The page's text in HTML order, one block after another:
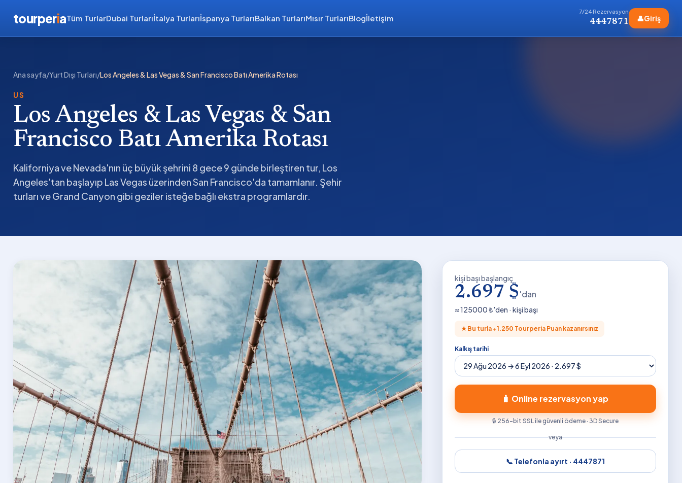
tourperiaTüm TurlarDubai Turlarıİtalya Turlarıİspanya TurlarıBalkan TurlarıMısır TurlarıBlogİletişim
7/24 Rezervasyon
4447871 👤Giriş
Ana sayfa/Yurt Dışı Turları/Los Angeles & Las Vegas & San Francisco Batı Amerika Rotası
US
Los Angeles & Las Vegas & San
Francisco Batı Amerika Rotası
Kaliforniya ve Nevada'nın üç büyük şehrini 8 gece 9 günde birleştiren tur, Los
Angeles'tan başlayıp Las Vegas üzerinden San Francisco'da tamamlanır. Şehir
turları ve Grand Canyon gibi geziler isteğe bağlı ekstra programlardır.
kişi başı başlangıç
2.697 $'dan
≈125000₺'den · kişi başı
★ Bu turla +1.250 Tourperia Puan kazanırsınız
Kalkış tarihi
🧳 Online rezervasyon yap
🔒 256-bit SSL ile güvenli ödeme · 3D Secure
veya
📞 Telefonla ayırt · 4447871